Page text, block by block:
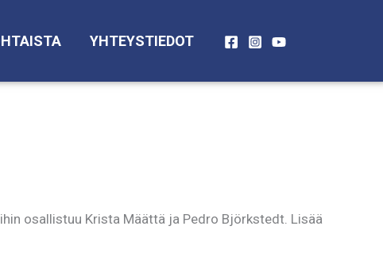
YHTEYSTIEDOT
osallistuu Krista Määttä ja Pedro Björkstedt. Lisää